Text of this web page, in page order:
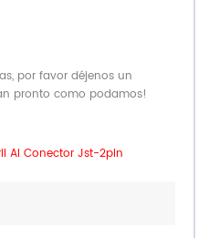
por favor déjenos un
pronto como podamos!
Al Conector Jst-2pin